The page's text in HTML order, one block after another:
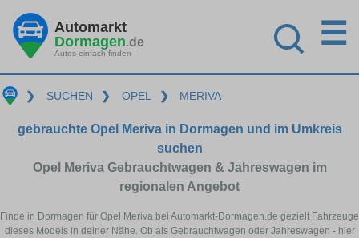
Automarkt
Dormagen.de
Autos einfach finden
☰
❯ SUCHEN ❯ OPEL ❯ MERIVA
gebrauchte Opel Meriva in Dormagen und im Umkreis
suchen
Opel Meriva Gebrauchtwagen & Jahreswagen im
regionalen Angebot
Finde in Dormagen für Opel Meriva bei Automarkt-Dormagen.de gezielt Fahrzeuge
dieses Models in deiner Nähe. Ob als Gebrauchtwagen oder Jahreswagen - hier